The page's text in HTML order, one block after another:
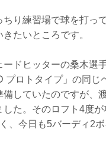
ちり練習場で球を打っ
たいところです。
ードヒッターの桑木選
プロトタイプ」の同
していたのですが、
た。そのロフト4度
、今日も5バーディ2